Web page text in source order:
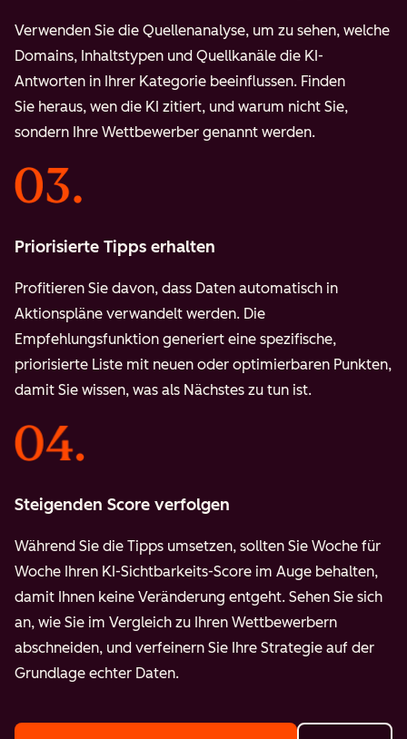
Verwenden Sie die Quellenanalyse, um zu sehen, welche
Domains, Inhaltstypen und Quellkanäle die KI-
Antworten in Ihrer Kategorie beeinflussen. Finden
Sie heraus, wen die KI zitiert, und warum nicht Sie,
sondern Ihre Wettbewerber genannt werden.
Priorisierte Tipps erhalten
Profitieren Sie davon, dass Daten automatisch in
Aktionspläne verwandelt werden. Die
Empfehlungsfunktion generiert eine spezifische,
priorisierte Liste mit neuen oder optimierbaren Punkten,
damit Sie wissen, was als Nächstes zu tun ist.
Steigenden Score verfolgen
Während Sie die Tipps umsetzen, sollten Sie Woche für
Woche Ihren KI-Sichtbarkeits-Score im Auge behalten,
damit Ihnen keine Veränderung entgeht. Sehen Sie sich
an, wie Sie im Vergleich zu Ihren Wettbewerbern
abschneiden, und verfeinern Sie Ihre Strategie auf der
Grundlage echter Daten.